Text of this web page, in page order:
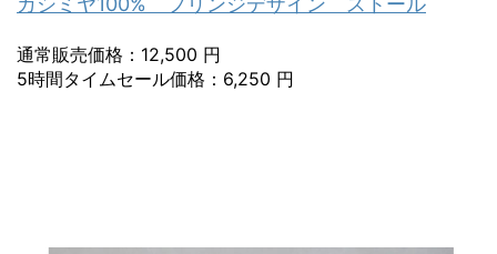
通常販売価格：12,500 円
5時間タイムセール価格：6,250 円